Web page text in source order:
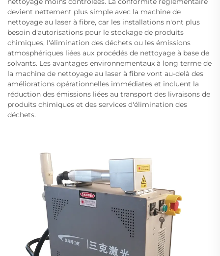
devient nettement plus simple avec la machine de
nettoyage au laser à fibre, car les installations n'ont plus
besoin d'autorisations pour le stockage de produits
chimiques, l'élimination des déchets ou les émissions
atmosphériques liées aux procédés de nettoyage à base de
solvants. Les avantages environnementaux à long terme de
la machine de nettoyage au laser à fibre vont au-delà des
améliorations opérationnelles immédiates et incluent la
réduction des émissions liées au transport des livraisons de
produits chimiques et des services d'élimination des
déchets.